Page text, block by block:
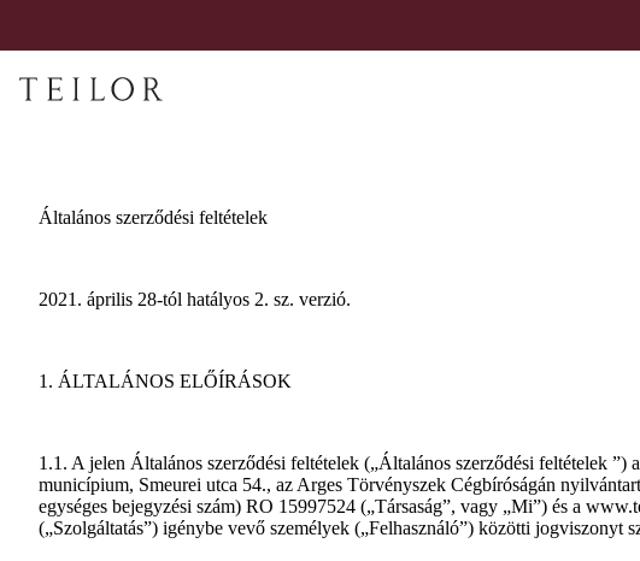
Általános szerződési feltételek
2021. április 28-tól hatályos 2. sz. verzió.
1. ÁLTALÁNOS ELŐÍRÁSOK
1.1. A jelen Általános szerződési feltételek („Általános szerződési feltételek
municípium, Smeurei utca 54., az Arges Törvényszek Cégbíróságán
egységes bejegyzési szám) RO 15997524 („Társaság”, vagy „Mi”) és a
(„Szolgáltatás”) igénybe vevő személyek („Felhasználó”) közötti jogviszonyt